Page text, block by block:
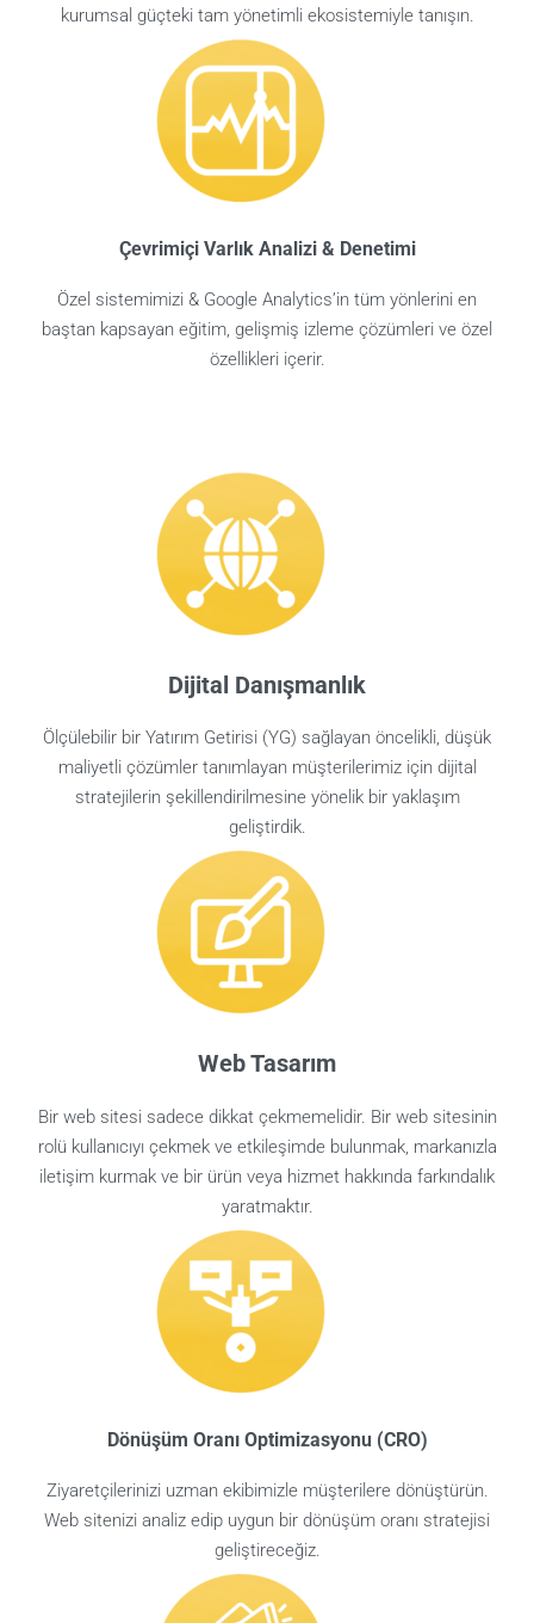
kurumsal güçteki tam yönetimli ekosistemiyle tanışın.
Çevrimiçi Varlık Analizi & Denetimi
Özel sistemimizi & Google Analytics’in tüm yönlerini en
baştan kapsayan eğitim, gelişmiş izleme çözümleri ve özel
özellikleri içerir.
Dijital Danışmanlık
Ölçülebilir bir Yatırım Getirisi (YG) sağlayan öncelikli, düşük
maliyetli çözümler tanımlayan müşterilerimiz için dijital
stratejilerin şekillendirilmesine yönelik bir yaklaşım
geliştirdik.
Web Tasarım
Bir web sitesi sadece dikkat çekmemelidir. Bir web sitesinin
rolü kullanıcıyı çekmek ve etkileşimde bulunmak, markanızla
iletişim kurmak ve bir ürün veya hizmet hakkında farkındalık
yaratmaktır.
Dönüşüm Oranı Optimizasyonu (CRO)
Ziyaretçilerinizi uzman ekibimizle müşterilere dönüştürün.
Web sitenizi analiz edip uygun bir dönüşüm oranı stratejisi
geliştireceğiz.